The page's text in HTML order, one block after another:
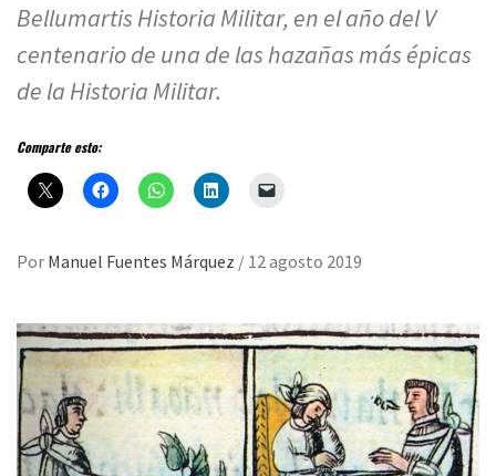
Bellumartis Historia Militar, en el año del V
centenario de una de las hazañas más épicas
de la Historia Militar.
Comparte esto:
Por Manuel Fuentes Márquez / 12 agosto 2019